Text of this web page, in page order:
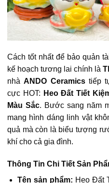
Cách tốt nhất để bảo quản
kế hoạch tương lai chính là
nhàANDO Ceramicstiếp
cực HOT: Heo Đất Tiết
Màu Sắc. Bước sang năm
mang hình dáng linh vật
quả mà còn là biểu tượng
khí cho cả gia đình.
Thông Tin Chi Tiết Sản
Tên sản phẩm: Heo Đất